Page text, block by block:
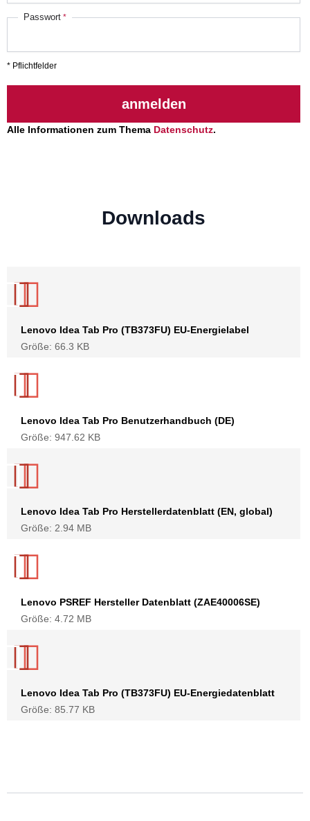
Passwort
* Pflichtfelder
anmelden
Alle Informationen zum Thema Datenschutz.
Downloads
Lenovo Idea Tab Pro (TB373FU) EU-Energielabel
Größe: 66.3 KB
Lenovo Idea Tab Pro Benutzerhandbuch (DE)
Größe: 947.62 KB
Lenovo Idea Tab Pro Herstellerdatenblatt (EN, global)
Größe: 2.94 MB
Lenovo PSREF Hersteller Datenblatt (ZAE40006SE)
Größe: 4.72 MB
Lenovo Idea Tab Pro (TB373FU) EU-Energiedatenblatt
Größe: 85.77 KB